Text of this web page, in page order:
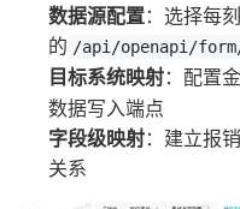
数据源配置：选择每
的 /api/openapi/
目标系统映射：配置
数据写入端点
字段级映射：建立报
关系